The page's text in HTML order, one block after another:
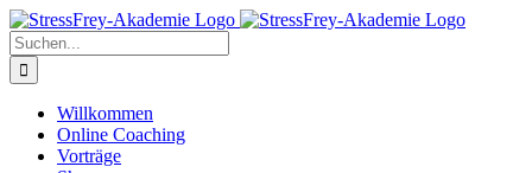
Zum
Inhalt
springen
Suche
nach:
Willkommen
Online Coaching
Vorträge